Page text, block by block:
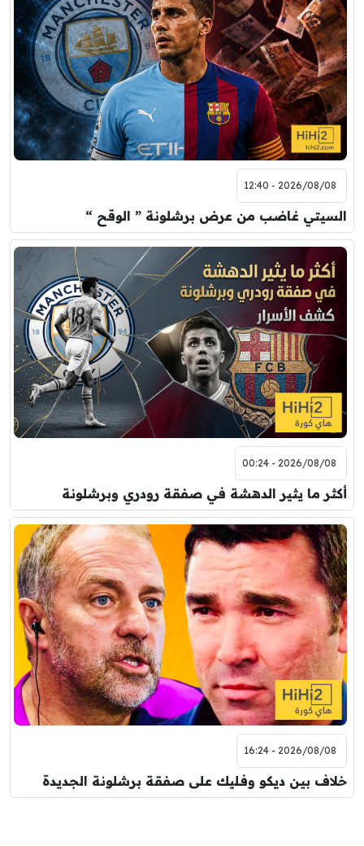
برشلونة
7:00 م
مباراة ودية
نوتنغهام فورست
اودينيزي
8:00 م
مباراة ودية
برشلونة
2026/08/08 - 12:40
السيتي غاضب من عرض برشلونة ” الوقح “
2026/08/08 - 00:24
أكثر ما يثير الدهشة في صفقة رودري وبرشلونة
2026/08/08 - 16:24
خلاف بين ديكو وفليك على صفقة برشلونة الجديدة